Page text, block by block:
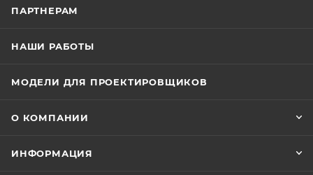
ПАРТНЕРАМ
НАШИ РАБОТЫ
МОДЕЛИ ДЛЯ ПРОЕКТИРОВЩИКОВ
О КОМПАНИИ
ИНФОРМАЦИЯ